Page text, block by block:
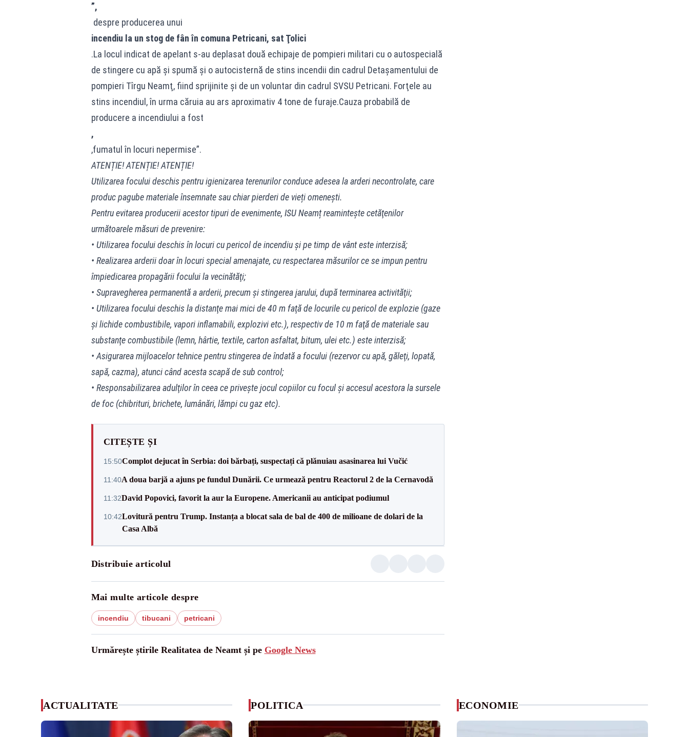
”,
despre producerea unui
incendiu la un stog de fân în comuna Petricani, sat Ţolici
.La locul indicat de apelant s-au deplasat două echipaje de pompieri militari cu o autospecială
de stingere cu apă şi spumă şi o autocisternă de stins incendii din cadrul Detașamentului de
pompieri Tîrgu Neamţ, fiind sprijinite şi de un voluntar din cadrul SVSU Petricani. Forţele au
stins incendiul, în urma căruia au ars aproximativ 4 tone de furaje.Cauza probabilă de
producere a incendiului a fost
,
,fumatul în locuri nepermise”.
ATENȚIE! ATENȚIE! ATENȚIE!
Utilizarea focului deschis pentru igienizarea terenurilor conduce adesea la arderi necontrolate, care
produc pagube materiale însemnate sau chiar pierderi de vieți omenești.
Pentru evitarea producerii acestor tipuri de evenimente, ISU Neamț reaminteşte cetăţenilor
următoarele măsuri de prevenire:
• Utilizarea focului deschis în locuri cu pericol de incendiu şi pe timp de vânt este interzisă;
• Realizarea arderii doar în locuri special amenajate, cu respectarea măsurilor ce se impun pentru
împiedicarea propagării focului la vecinătăţi;
• Supravegherea permanentă a arderii, precum şi stingerea jarului, după terminarea activităţii;
• Utilizarea focului deschis la distanţe mai mici de 40 m faţă de locurile cu pericol de explozie (gaze
şi lichide combustibile, vapori inflamabili, explozivi etc.), respectiv de 10 m faţă de materiale sau
substanţe combustibile (lemn, hârtie, textile, carton asfaltat, bitum, ulei etc.) este interzisă;
• Asigurarea mijloacelor tehnice pentru stingerea de îndată a focului (rezervor cu apă, găleţi, lopată,
sapă, cazma), atunci când acesta scapă de sub control;
• Responsabilizarea adulţilor în ceea ce priveşte jocul copiilor cu focul şi accesul acestora la sursele
de foc (chibrituri, brichete, lumânări, lămpi cu gaz etc).
CITEȘTE ȘI
15:50Complot dejucat în Serbia: doi bărbați, suspectați că plănuiau asasinarea lui Vučić
11:40A doua barjă a ajuns pe fundul Dunării. Ce urmează pentru Reactorul 2 de la Cernavodă
11:32David Popovici, favorit la aur la Europene. Americanii au anticipat podiumul
10:42Lovitură pentru Trump. Instanța a blocat sala de bal de 400 de milioane de dolari de la
Casa Albă
Distribuie articolul
Mai multe articole despre
incendiu tibucani petricani
Urmărește știrile Realitatea de Neamt și pe Google News
ACTUALITATE POLITICA ECONOMIE